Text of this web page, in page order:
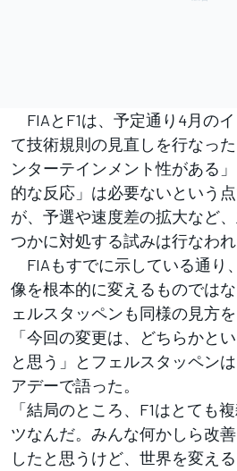
FIAとF1は、予定通り4月の
て技術規則の見直しを行なっ
ンターテインメント性がある
的な反応」は必要ないという
が、予選や速度差の拡大など
つかに対処する試みは行なわれ
FIAもすでに示している通り
像を根本的に変えるものでは
ェルスタッペンも同様の見方を
「今回の変更は、どちらかと
と思う」とフェルスタッペン
アデーで語った。
「結局のところ、F1はとても
ツなんだ。みんな何かしら改
したと思うけど、世界を変え